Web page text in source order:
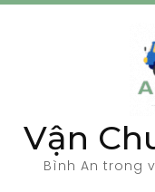
Bỏ
dungVận
Bình An trong